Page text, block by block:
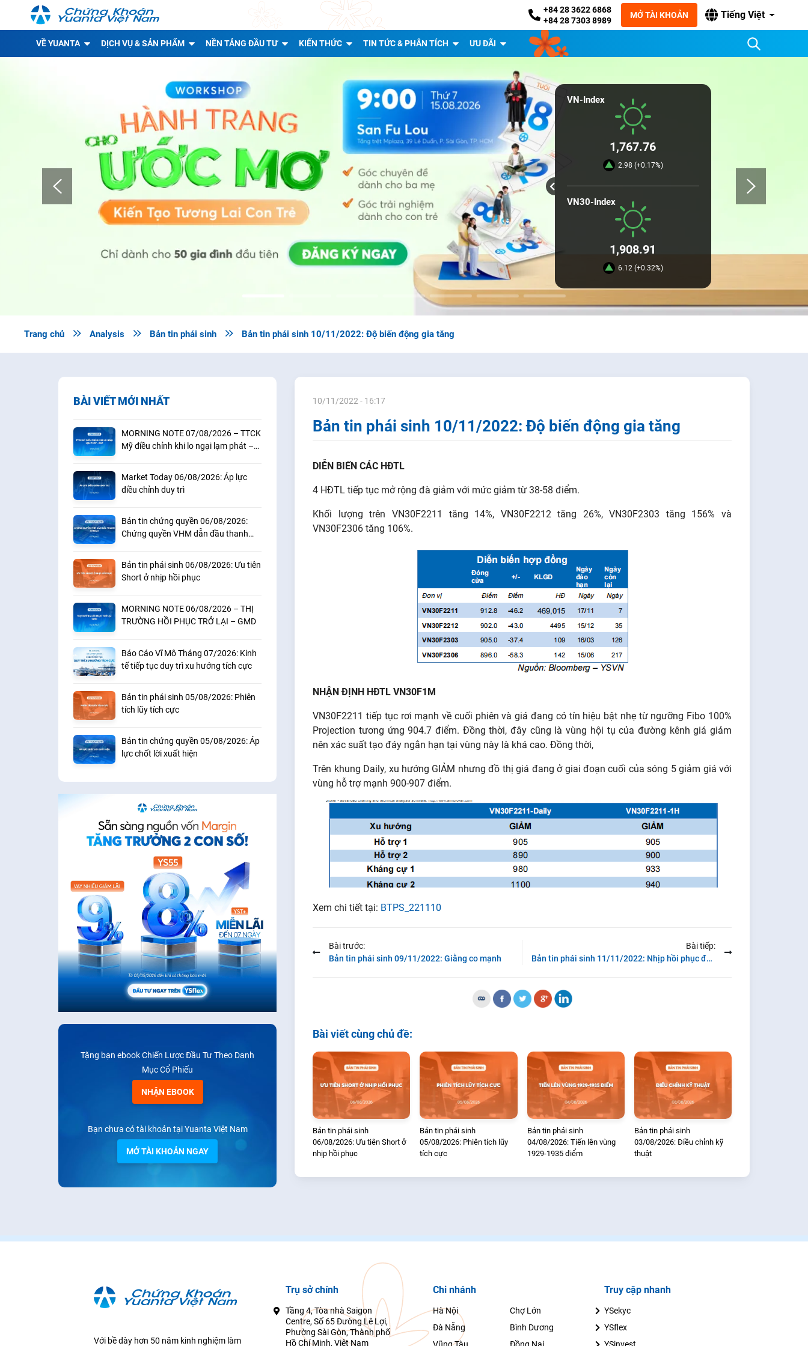
+84 28 3622 6868
+84 28 7303 8989
MỞ TÀI KHOẢN Tiếng Việt
VỀ YUANTA DỊCH VỤ & SẢN PHẨM NỀN TẢNG ĐẦU TƯ KIẾN THỨC TIN TỨC & PHÂN TÍCH ƯU ĐÃI
VN-Index
1,767.76
2.98 (+0.17%)
VN30-Index
1,908.91
6.12 (+0.32%)
Trang chủ  Analysis  Bản tin phái sinh  Bản tin phái sinh 10/11/2022: Độ biến động gia tăng
BÀI VIẾT MỚI NHẤT
MORNING NOTE 07/08/2026 – TTCK
Mỹ điều chỉnh khi lo ngại lạm phát –
Market Today 06/08/2026: Áp lực
điều chỉnh duy trì
Bản tin chứng quyền 06/08/2026:
Chứng quyền VHM dẫn đầu thanh
Bản tin phái sinh 06/08/2026: Ưu tiên
Short ở nhịp hồi phục
MORNING NOTE 06/08/2026 – THỊ
TRƯỜNG HỒI PHỤC TRỞ LẠI – GMD
Báo Cáo Vĩ Mô Tháng 07/2026: Kinh
tế tiếp tục duy trì xu hướng tích cực
Bản tin phái sinh 05/08/2026: Phiên
tích lũy tích cực
Bản tin chứng quyền 05/08/2026: Áp
lực chốt lời xuất hiện
Tặng bạn ebook Chiến Lược Đầu Tư Theo Danh
Mục Cổ Phiếu
NHẬN EBOOK
Bạn chưa có tài khoản tại Yuanta Việt Nam
MỞ TÀI KHOẢN NGAY
10/11/2022 - 16:17
Bản tin phái sinh 10/11/2022: Độ biến động gia tăng
DIỄN BIẾN CÁC HĐTL
4 HĐTL tiếp tục mở rộng đà giảm với mức giảm từ 38-58 điểm.
Khối lượng trên VN30F2211 tăng 14%, VN30F2212 tăng 26%, VN30F2303 tăng 156% và
VN30F2306 tăng 106%.
NHẬN ĐỊNH HĐTL VN30F1M
VN30F2211 tiếp tục rơi mạnh về cuối phiên và giá đang có tín hiệu bật nhẹ từ ngưỡng Fibo 100%
Projection tương ứng 904.7 điểm. Đồng thời, đây cũng là vùng hội tụ của đường kênh giá giảm
nên xác suất tạo đáy ngắn hạn tại vùng này là khá cao. Đồng thời,
Trên khung Daily, xu hướng GIẢM nhưng đồ thị giá đang ở giai đoạn cuối của sóng 5 giảm giá với
vùng hỗ trợ mạnh 900-907 điểm.
Xem chi tiết tại: BTPS_221110
Bài trước:
Bản tin phái sinh 09/11/2022: Giằng co mạnh
Bài tiếp:
Bản tin phái sinh 11/11/2022: Nhịp hồi phục đáng chú ý
Bài viết cùng chủ đề:
Bản tin phái sinh
06/08/2026: Ưu tiên Short ở
nhịp hồi phục
Bản tin phái sinh
05/08/2026: Phiên tích lũy
tích cực
Bản tin phái sinh
04/08/2026: Tiến lên vùng
1929-1935 điểm
Bản tin phái sinh
03/08/2026: Điều chỉnh kỹ
thuật
Với bề dày hơn 50 năm kinh nghiệm làm
Trụ sở chính
Tầng 4, Tòa nhà Saigon
Centre, Số 65 Đường Lê Lợi,
Phường Sài Gòn, Thành phố
Hồ Chí Minh, Việt Nam
Chi nhánh
Hà Nội
Chợ Lớn
Đà Nẵng
Bình Dương
Truy cập nhanh
YSekyc
YSflex